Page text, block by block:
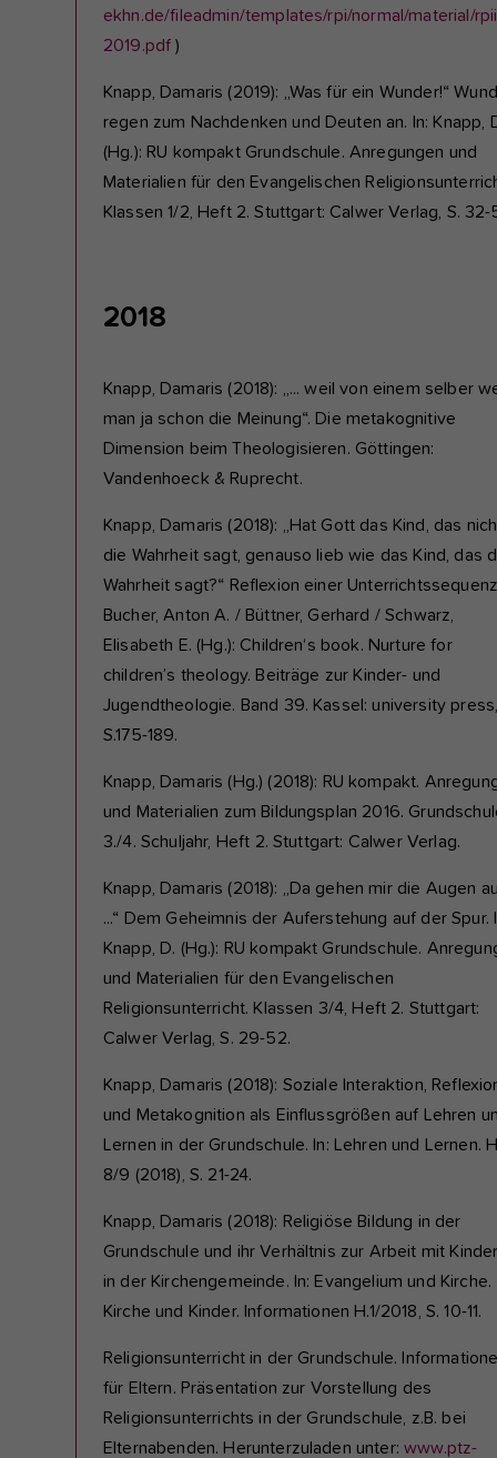
ekhn.de/fileadmin/templates/rpi/normal/material/
2019.pdf )
Knapp, Damaris (2019): „Was für ein Wunder!“
regen zum Nachdenken und Deuten an. In: Knapp,
(Hg.): RU kompakt Grundschule. Anregungen und
Materialien für den Evangelischen
Klassen 1/2, Heft 2. Stuttgart: Calwer Verlag, S.
2018
Knapp, Damaris (2018): „... weil von einem selber
man ja schon die Meinung“. Die metakognitive
Dimension beim Theologisieren. Göttingen:
Vandenhoeck & Ruprecht.
Knapp, Damaris (2018): „Hat Gott das Kind, das
die Wahrheit sagt, genauso lieb wie das Kind, das
Wahrheit sagt?“ Reflexion einer
Bucher, Anton A. / Büttner, Gerhard / Schwarz,
Elisabeth E. (Hg.): Children‘s book. Nurture for
children’s theology. Beiträge zur Kinder- und
Jugendtheologie. Band 39. Kassel: university
S.175-189.
Knapp, Damaris (Hg.) (2018): RU kompakt.
und Materialien zum Bildungsplan 2016.
3./4. Schuljahr, Heft 2. Stuttgart: Calwer Verlag.
Knapp, Damaris (2018): „Da gehen mir die Augen
...“ Dem Geheimnis der Auferstehung auf der Spur.
Knapp, D. (Hg.): RU kompakt Grundschule.
und Materialien für den Evangelischen
Religionsunterricht. Klassen 3/4, Heft 2. Stuttgart:
Calwer Verlag, S. 29-52.
Knapp, Damaris (2018): Soziale Interaktion,
und Metakognition als Einflussgrößen auf Lehren
Lernen in der Grundschule. In: Lehren und Lernen.
8/9 (2018), S. 21-24.
Knapp, Damaris (2018): Religiöse Bildung in der
Grundschule und ihr Verhältnis zur Arbeit mit
in der Kirchengemeinde. In: Evangelium und Kirche.
Kirche und Kinder. Informationen H.1/2018, S. 10-11.
Religionsunterricht in der Grundschule.
für Eltern. Präsentation zur Vorstellung des
Religionsunterrichts in der Grundschule, z.B. bei
Elternabenden. Herunterzuladen unter:www.ptz-